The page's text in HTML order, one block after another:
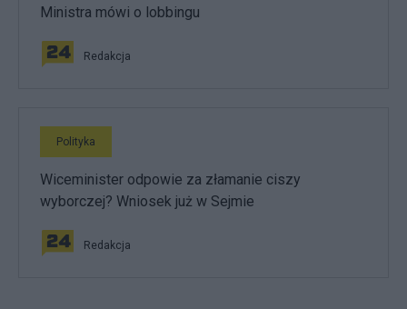
Ministra mówi o lobbingu
Redakcja
Polityka
Wiceminister odpowie za złamanie ciszy
wyborczej? Wniosek już w Sejmie
Redakcja